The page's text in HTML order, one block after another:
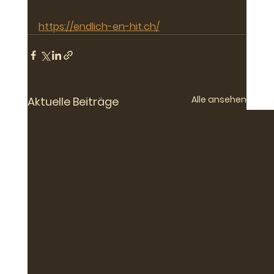
https://endlich-en-hit.ch/
Aktuelle Beiträge Alle ansehen